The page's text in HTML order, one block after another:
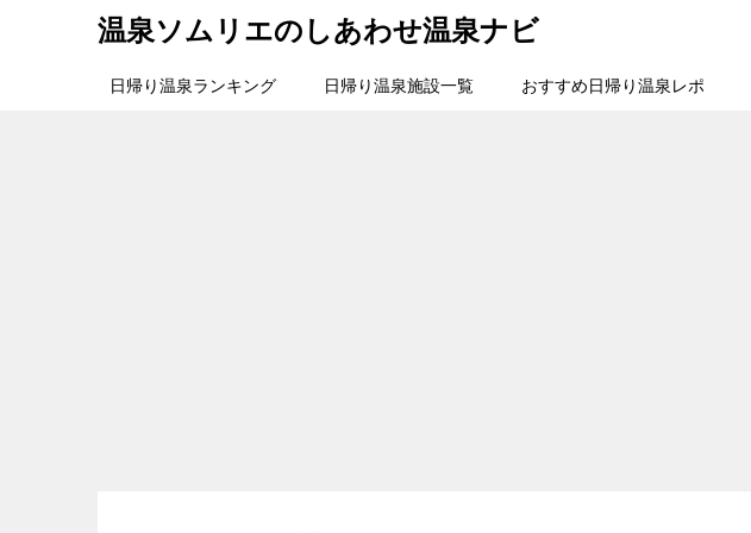
温泉ソムリエのしあわせ温泉ナビ
日帰り温泉ランキング 日帰り温泉施設一覧 おすすめ日帰り温泉レポ